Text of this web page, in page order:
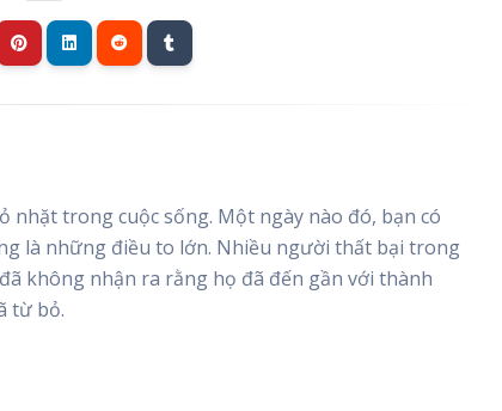
nhặt trong cuộc sống. Một ngày nào đó, bạn có
là những điều to lớn. Nhiều người thất bại trong
không nhận ra rằng họ đã đến gần với thành
từ bỏ.